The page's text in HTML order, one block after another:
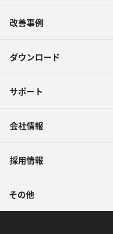
改善事例
ダウンロード
サポート
会社情報
採用情報
その他